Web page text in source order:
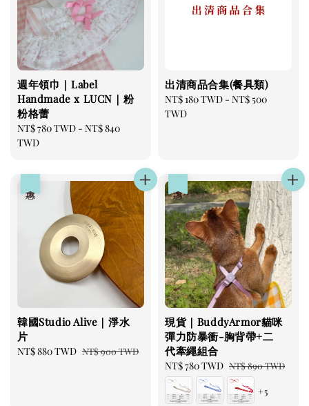
週年領巾｜Label
Handmade x LUCN｜粉
粉格蕾
Regular
price
NT$ 780 TWD - NT$ 840
TWD
出清商品合集(餐具類)
Regular
price
NT$ 180 TWD - NT$ 500
TWD
韓國Studio Alive｜淨水
片
Sale
NT$ 880 TWD Regular
NT$ 900 TWD
現貨｜BuddyArmor貓咪
彈力防暴衝-胸背帶+二
代牽繩組合
Sale
price
NT$ 780 TWD Regular
price
NT$ 890 TWD
+5